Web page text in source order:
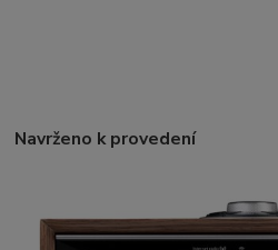
Navrženo k provedení